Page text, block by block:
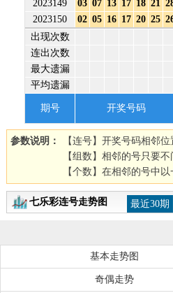
2023149
03 07 13 17 18 21
2023150
02 05 16 17 20 25
出现次数
连出次数
最大遗漏
平均遗漏
期号 开奖号码
参数说明：
【连号】开奖号码相邻
【组数】相邻的号只要
【个数】在相邻的号中
七乐彩连号走势图 最近30期
基本走势图
奇偶走势